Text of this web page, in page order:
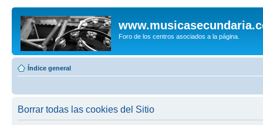
Foro de los centros asociados a la página.
Índice general
Borrar todas las cookies del Sitio